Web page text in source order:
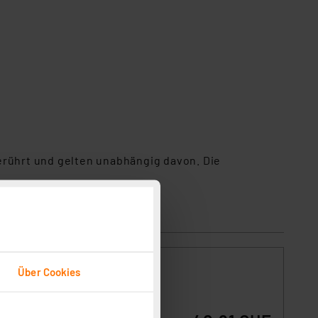
Über Cookies
und gelten unabhängig davon. Die
340